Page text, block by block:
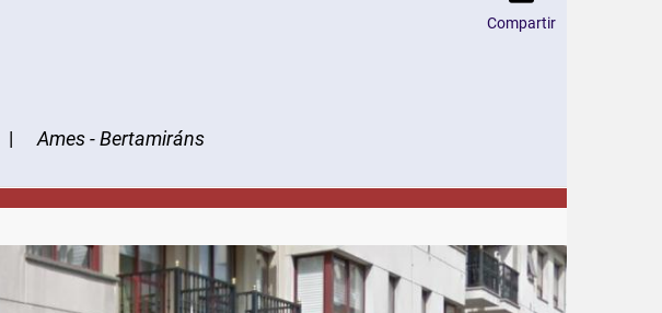
Compartir
Ames - Bertamiráns